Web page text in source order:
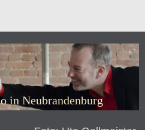
in Neubrandenburg